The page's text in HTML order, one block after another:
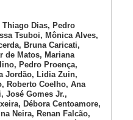
Thiago Dias, Pedro
Tsuboi, Mônica Alves,
Bruna Caricati,
de Matos, Mariana
Pedro Proença,
Jordão, Lidia Zuin,
Roberto Coelho, Ana
José Gomes Jr.,
Débora Centoamore,
Neira, Renan Falcão,